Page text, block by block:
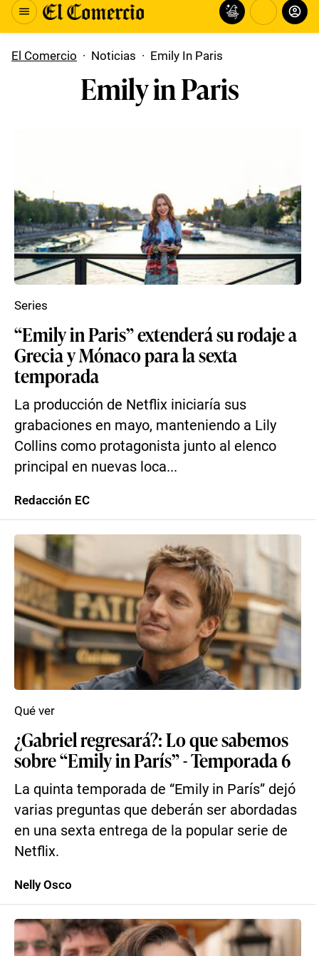
El Comercio · Noticias · Emily In Paris
Emily in Paris
“Emily in Paris” extenderá su rodaje a
Grecia y Mónaco para la sexta
temporada
La producción de Netflix iniciaría sus
grabaciones en mayo, manteniendo a Lily
Collins como protagonista junto al elenco
principal en nuevas loca...
Series
Redacción EC
¿Gabriel regresará?: Lo que sabemos
sobre “Emily in París” - Temporada 6
La quinta temporada de “Emily in París” dejó
varias preguntas que deberán ser abordadas
en una sexta entrega de la popular serie de
Netflix.
Qué ver
Nelly Osco